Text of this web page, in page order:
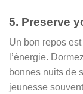
5. Preserve
Un bon repos
l’énergie.
bonnes nuits de
jeunesse